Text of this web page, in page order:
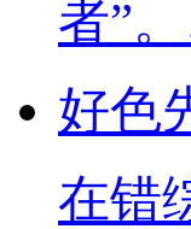
者”
好色
在错